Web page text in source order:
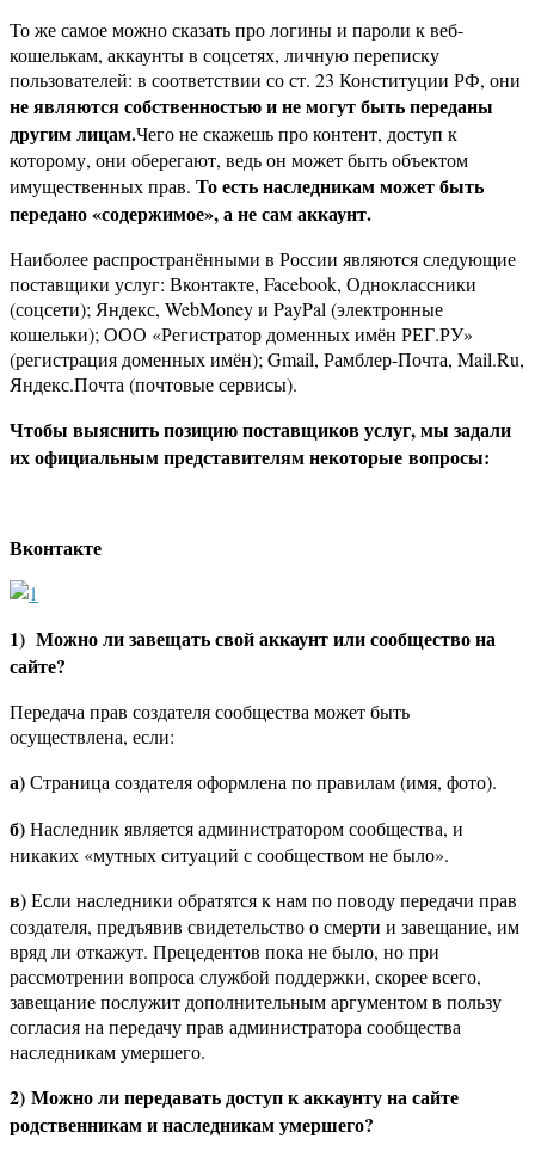
То же самое можно сказать про логины и пароли к веб-
кошелькам, аккаунты в соцсетях, личную переписку
пользователей: в соответствии со ст. 23 Конституции РФ, они
не являются собственностью и не могут быть переданы
другим лицам.Чего не скажешь про контент, доступ к
которому, они оберегают, ведь он может быть объектом
имущественных прав. То есть наследникам может быть
передано «содержимое», а не сам аккаунт.
Наиболее распространёнными в России являются следующие
поставщики услуг: Вконтакте, Facebook, Одноклассники
(соцсети); Яндекс, WebMoney и PayPal (электронные
кошельки); ООО «Регистратор доменных имён РЕГ.РУ»
(регистрация доменных имён); Gmail, Рамблер-Почта, Mail.Ru,
Яндекс.Почта (почтовые сервисы).
Чтобы выяснить позицию поставщиков услуг, мы задали
их официальным представителям некоторые вопросы:
Вконтакте
1) Можно ли завещать свой аккаунт или сообщество на
сайте?
Передача прав создателя сообщества может быть
осуществлена, если:
а)Страница создателя оформлена по правилам (имя, фото).
б)Наследник является администратором сообщества, и
никаких «мутных ситуаций с сообществом не было».
в)Если наследники обратятся к нам по поводу передачи прав
создателя, предъявив свидетельство о смерти и завещание, им
вряд ли откажут. Прецедентов пока не было, но при
рассмотрении вопроса службой поддержки, скорее всего,
завещание послужит дополнительным аргументом в пользу
согласия на передачу прав администратора сообщества
наследникам умершего.
2) Можно ли передавать доступ к аккаунту на сайте
родственникам и наследникам умершего?